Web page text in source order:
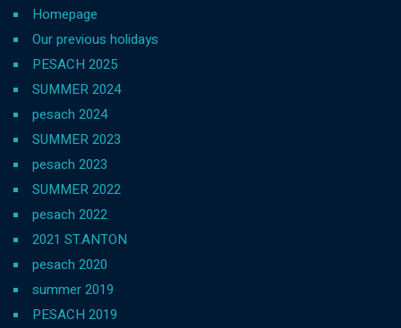
Homepage
Our previous holidays
PESACH 2025
SUMMER 2024
pesach 2024
SUMMER 2023
pesach 2023
SUMMER 2022
pesach 2022
2021 ST.ANTON
pesach 2020
summer 2019
PESACH 2019